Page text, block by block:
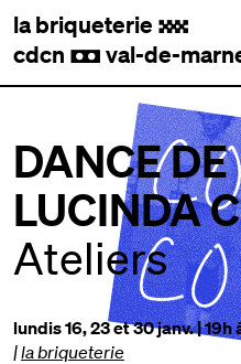
la briqueterie .
cdcn , val-de-
DANCE DE
LUCINDA
Ateliers
lundis 16, 23 et 30 janv. | 19h
|la briqueterie